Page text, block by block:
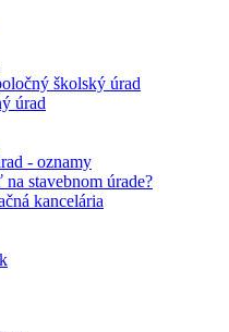
školský úrad
úrad
- oznamy
stavebnom úrade?
kancelária